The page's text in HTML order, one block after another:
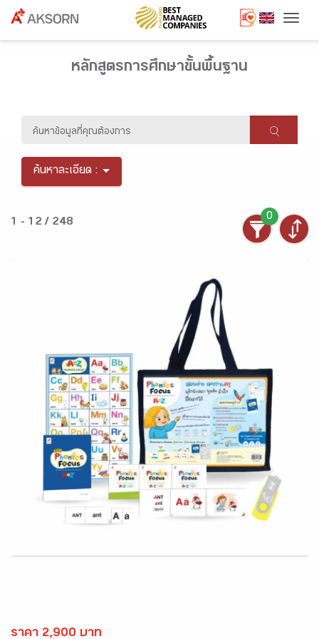
หลักสูตรการศึกษาขั้นพื้นฐาน
ค้นหาละเอียด :
1 - 12 / 248
0
ราคา 2,900 บาท